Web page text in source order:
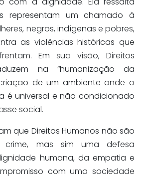
representam um chamado à
negros, indígenas e pobres,
as violências históricas que
Em sua visão, Direitos
na “humanização da
de um ambiente onde o
é universal e não condicionado
social.
que Direitos Humanos não são
mas sim uma defesa
humana, da empatia e
com uma sociedade